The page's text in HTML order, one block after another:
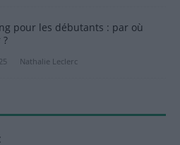
pour les débutants : par où
Nathalie Leclerc